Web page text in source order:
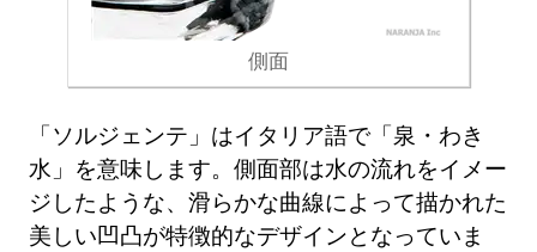
側面
「ソルジェンテ」はイタリア語で「泉・わき
水」を意味します。側面部は水の流れをイメー
ジしたような、滑らかな曲線によって描かれた
美しい凹凸が特徴的なデザインとなっていま